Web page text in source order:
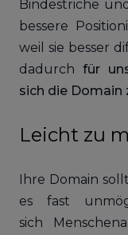
Bindestriche
bessere
weil sie besser
dadurchfür
sich die Domain
Leicht zu
Ihre Domain
es fast
sich